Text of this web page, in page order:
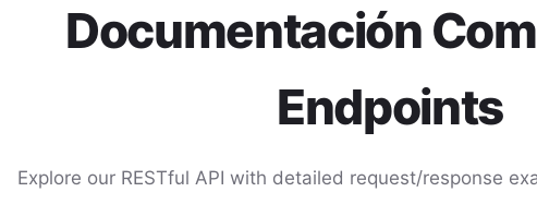
Documentación
Endpoints
Explore our RESTful API with detailed request/response